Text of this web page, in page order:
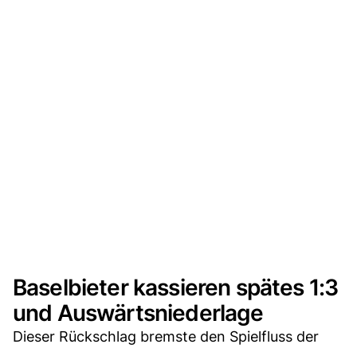
Baselbieter kassieren spätes 1:3
und Auswärtsniederlage
Dieser Rückschlag bremste den Spielfluss der